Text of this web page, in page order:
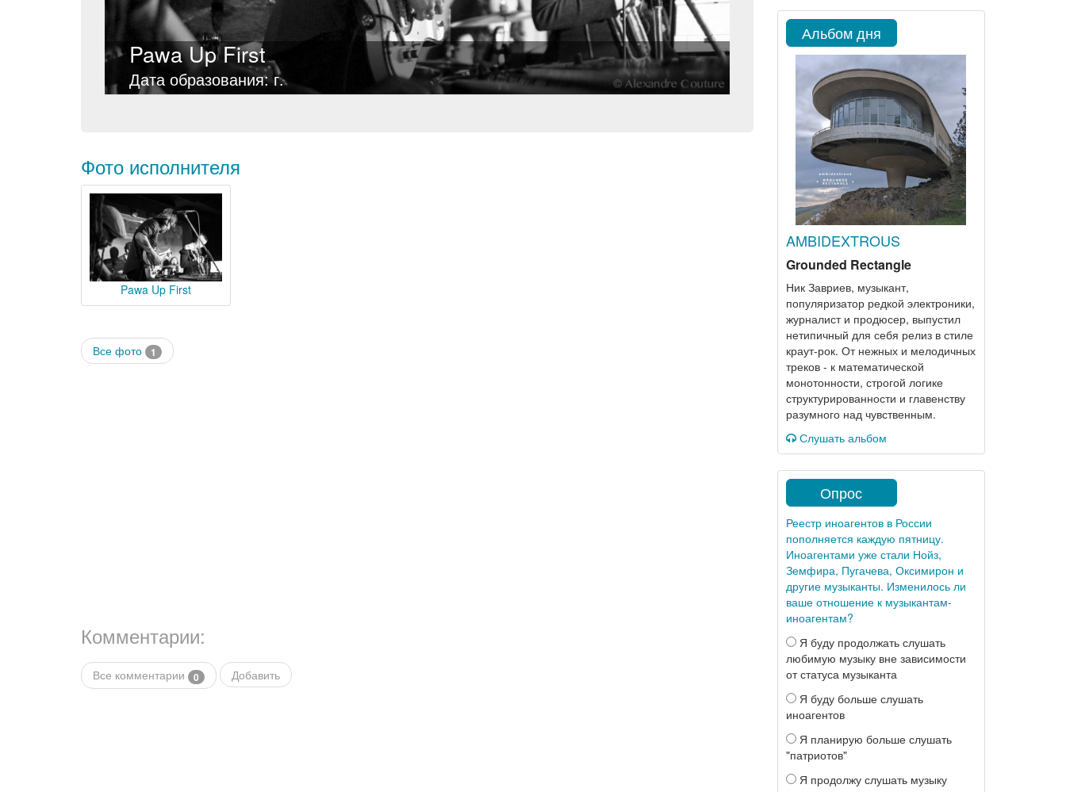
Pawa Up First
Дата образования: г.
Фото исполнителя
Pawa Up First
Все фото 1
Комментарии:
Все комментарии 0 Добавить
Альбом дня
AMBIDEXTROUS
Grounded Rectangle
Ник Завриев, музыкант,
популяризатор редкой электроники,
журналист и продюсер, выпустил
нетипичный для себя релиз в стиле
краут-рок. От нежных и мелодичных
треков - к математической
монотонности, строгой логике
структурированности и главенству
разумного над чувственным.
Слушать альбом
Опрос
Реестр иноагентов в России
пополняется каждую пятницу.
Иноагентами уже стали Нойз,
Земфира, Пугачева, Оксимирон и
другие музыканты. Изменилось ли
ваше отношение к музыкантам-
иноагентам?
Я буду продолжать слушать
любимую музыку вне зависимости
от статуса музыканта
Я буду больше слушать
иноагентов
Я планирую больше слушать
"патриотов"
Я продолжу слушать музыку